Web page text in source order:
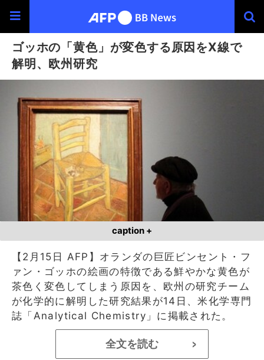
ゴッホの「黄色」が変色する原因をX線で
解明、欧州研究
caption +
【2月15日 AFP】オランダの巨匠ビンセント・フ
ァン・ゴッホの絵画の特徴である鮮やかな黄色が
茶色く変色してしまう原因を、欧州の研究チーム
が化学的に解明した研究結果が14日、米化学専門
誌「Analytical Chemistry」に掲載された。
全文を読む >